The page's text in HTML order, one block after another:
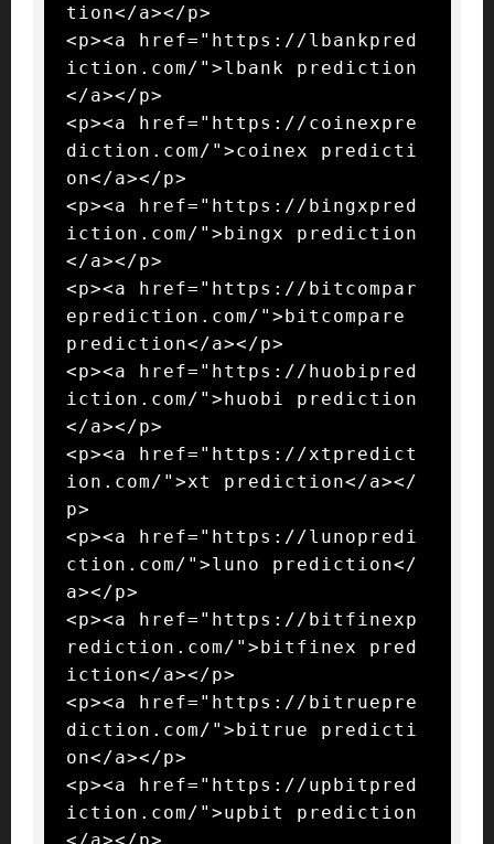
tion</a></p>
<p><a href="https://lbankpred
iction.com/">lbank prediction
</a></p>
<p><a href="https://coinexpre
diction.com/">coinex predicti
on</a></p>
<p><a href="https://bingxpred
iction.com/">bingx prediction
</a></p>
<p><a href="https://bitcompar
eprediction.com/">bitcompare
prediction</a></p>
<p><a href="https://huobipred
iction.com/">huobi prediction
</a></p>
<p><a href="https://xtpredict
ion.com/">xt prediction</a></
p>
<p><a href="https://lunopredi
ction.com/">luno prediction</
a></p>
<p><a href="https://bitfinexp
rediction.com/">bitfinex pred
iction</a></p>
<p><a href="https://bitruepre
diction.com/">bitrue predicti
on</a></p>
<p><a href="https://upbitpred
iction.com/">upbit prediction
</a></p>